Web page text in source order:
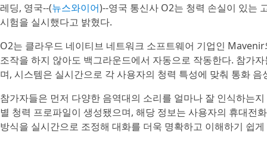
레딩, 영국--(뉴스와이어)--영국 통신사 O2는 청력 손실이 있는
시험을 실시했다고 밝혔다.
O2는 클라우드 네이티브 네트워크 소프트웨어 기업인
조작을 하지 않아도 백그라운드에서 자동으로 작동한다. 참가
며, 시스템은 실시간으로 각 사용자의 청력 특성에 맞춰 통화
참가자들은 먼저 다양한 음역대의 소리를 얼마나 잘 인식하는
별 청력 프로파일이 생성됐으며, 해당 정보는 사용자의 휴대전
방식을 실시간으로 조정해 대화를 더욱 명확하고 이해하기 쉽